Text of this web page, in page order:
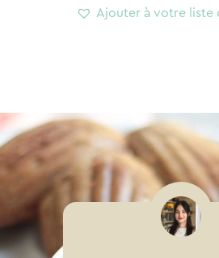
Lips
Ajouter à votre liste